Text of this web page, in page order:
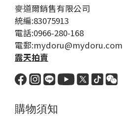
麥道爾銷售有限公司
統編:83075913
電話:0966-280-168
電郵:mydoru@mydoru.com
露天拍賣
購物須知